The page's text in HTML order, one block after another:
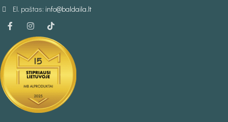
El. paštas: info@baldaila.lt